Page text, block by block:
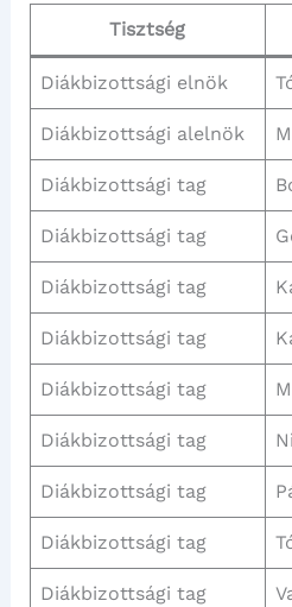
Tisztség
Diákbizottsági elnök
Diákbizottsági alelnök
Diákbizottsági tag
Diákbizottsági tag
Diákbizottsági tag
Diákbizottsági tag
Diákbizottsági tag
Diákbizottsági tag
Diákbizottsági tag
Diákbizottsági tag
Diákbizottsági tag